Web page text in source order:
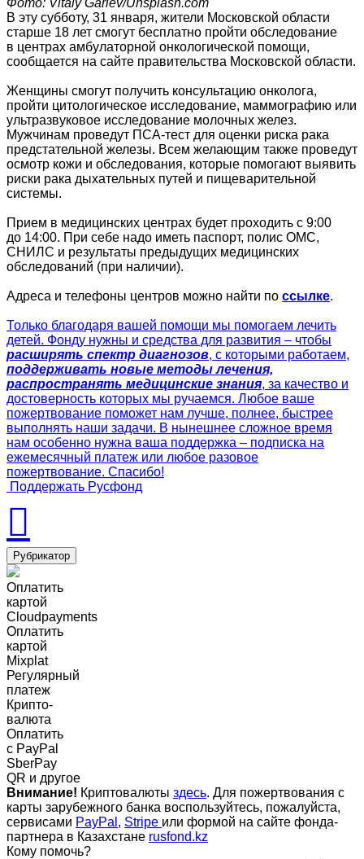
В эту субботу, 31 января, жители Московской области
старше 18 лет смогут бесплатно пройти обследование
в центрах амбулаторной онкологической помощи,
сообщается на сайте правительства Московской области.
Женщины смогут получить консультацию онколога,
пройти цитологическое исследование, маммографию или
ультразвуковое исследование молочных желез.
Мужчинам проведут ПСА-тест для оценки риска рака
предстательной железы. Всем желающим также проведут
осмотр кожи и обследования, которые помогают выявить
риски рака дыхательных путей и пищеварительной
системы.
Прием в медицинских центрах будет проходить с 9:00
до 14:00. При себе надо иметь паспорт, полис ОМС,
СНИЛС и результаты предыдущих медицинских
обследований (при наличии).
Адреса и телефоны центров можно найти по ссылке.
Только благодаря вашей помощи мы помогаем лечить
детей. Фонду нужны и средства для развития – чтобы
расширять спектр диагнозов, с которыми работаем,
поддерживать новые методы лечения,
распространять медицинские знания, за качество и
достоверность которых мы ручаемся. Любое ваше
пожертвование поможет нам лучше, полнее, быстрее
выполнять наши задачи. В нынешнее сложное время
нам особенно нужна ваша поддержка – подписка на
ежемесячный платеж или любое разовое
пожертвование. Спасибо!
Поддержать Русфонд
Рубрикатор
Оплатить
картой
Cloudpayments
Оплатить
картой
Mixplat
Регулярный
платеж
Крипто-
валюта
Оплатить
c PayPal
SberPay
QR и другое
Внимание! Криптовалюты здесь. Для пожертвования с
карты зарубежного банка воспользуйтесь, пожалуйста,
сервисами PayPal , Stripe или формой на сайте фонда-
партнера в Казахстане rusfond.kz
Кому помочь?